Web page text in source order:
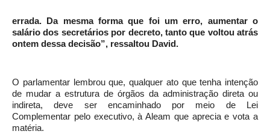
errada. Da mesma forma que foi um erro, aumentar o
salário dos secretários por decreto, tanto que voltou atrás
ontem dessa decisão”, ressaltou David.
O parlamentar lembrou que, qualquer ato que tenha intenção
de mudar a estrutura de órgãos da administração direta ou
indireta, deve ser encaminhado por meio de Lei
Complementar pelo executivo, à Aleam que aprecia e vota a
matéria.